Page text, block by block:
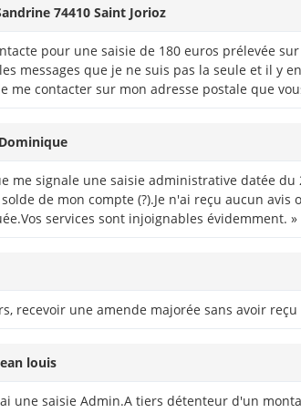
74410 Saint Jorioz
pour une saisie de 180 euros prélevée
messages que je ne suis pas la seule et il y
me contacter sur mon adresse postale que
me signale une saisie administrative datée du
de mon compte (?).Je n'ai reçu aucun
services sont injoignables évidemment. »
recevoir une amende majorée sans avoir
louis
une saisie Admin.A tiers détenteur d'un